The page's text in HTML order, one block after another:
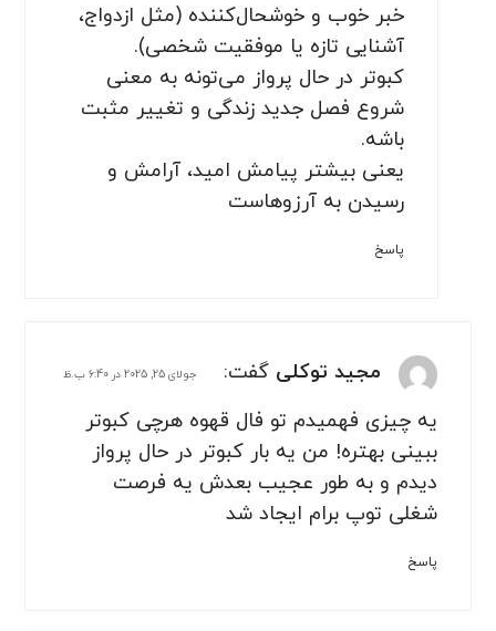
خبر خوب و خوشحال‌کننده (مثل ازدواج،
آشنایی تازه یا موفقیت شخصی).
کبوتر در حال پرواز می‌تونه به معنی
شروع فصل جدید زندگی و تغییر مثبت
باشه.
یعنی بیشتر پیامش امید، آرامش و
رسیدن به آرزوهاست
پاسخ
مجید توکلی گفت: جولای 25, 2025 در 6:40 ب.ظ
یه چیزی فهمیدم تو فال قهوه هرچی کبوتر
ببینی بهتره! من یه بار کبوتر در حال پرواز
دیدم و به طور عجیب بعدش یه فرصت
شغلی توپ برام ایجاد شد
پاسخ